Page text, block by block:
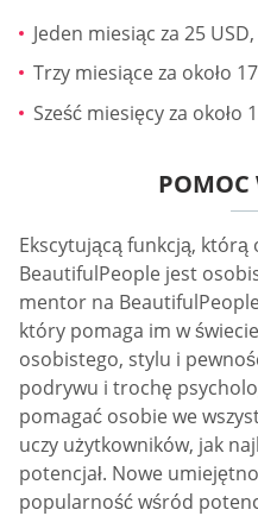
Jeden miesiąc za 25
Trzy miesiące za około
Sześć miesięcy za około
POMOC
Ekscytującą funkcją, którą
BeautifulPeople jest
mentor na
który pomaga im w
osobistego, stylu i
podrywu i trochę
pomagać osobie we
uczy użytkowników, jak
potencjał. Nowe
popularność wśród